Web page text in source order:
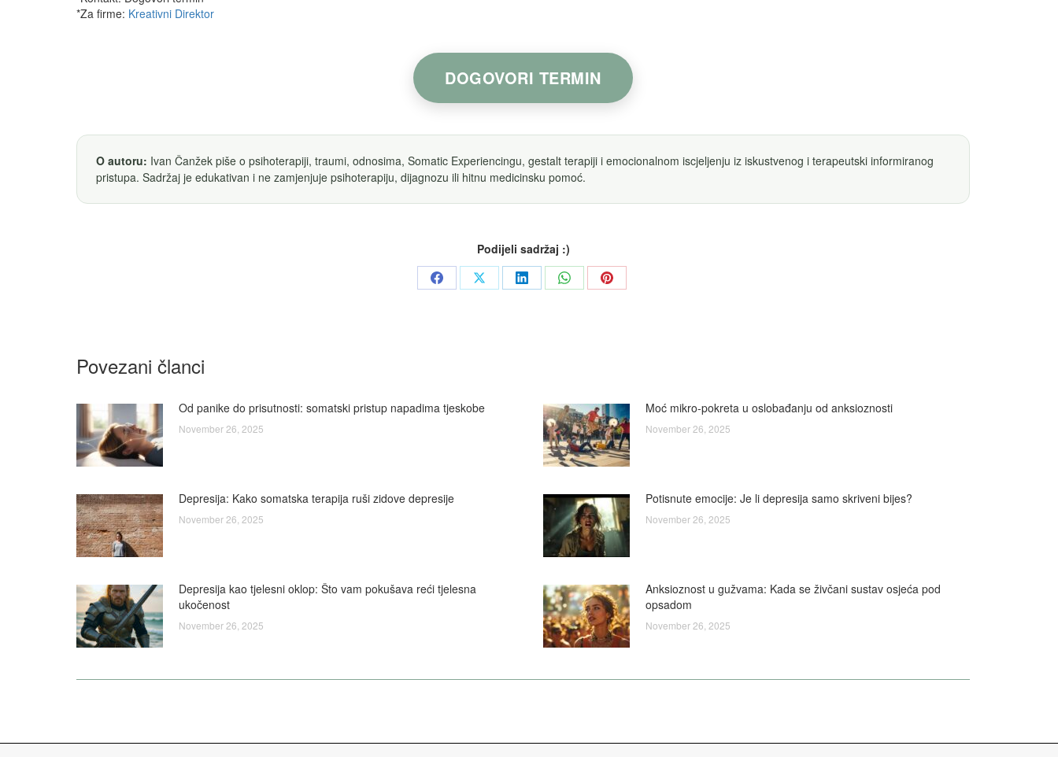
*Za firme: Kreativni Direktor
DOGOVORI TERMIN
O autoru: Ivan Čanžek piše o psihoterapiji, traumi, odnosima, Somatic Experiencingu, gestalt terapiji i emocionalnom iscjeljenju iz iskustvenog i terapeutski informiranog
pristupa. Sadržaj je edukativan i ne zamjenjuje psihoterapiju, dijagnozu ili hitnu medicinsku pomoć.
Podijeli sadržaj :)
Share Share Share Share Share
Povezani članci
Od panike do prisutnosti: somatski pristup napadima tjeskobe
November 26, 2025
Moć mikro-pokreta u oslobađanju od anksioznosti
November 26, 2025
Depresija: Kako somatska terapija ruši zidove depresije
November 26, 2025
Potisnute emocije: Je li depresija samo skriveni bijes?
November 26, 2025
Depresija kao tjelesni oklop: Što vam pokušava reći tjelesna
ukočenost
November 26, 2025
Anksioznost u gužvama: Kada se živčani sustav osjeća pod
opsadom
November 26, 2025